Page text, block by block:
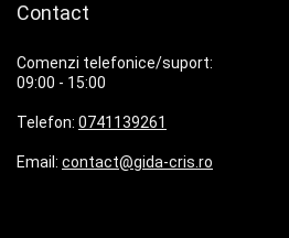
Contact
Comenzi telefonice/suport:
09:00 - 15:00
Telefon: 0741139261
Email: contact@gida-cris.ro